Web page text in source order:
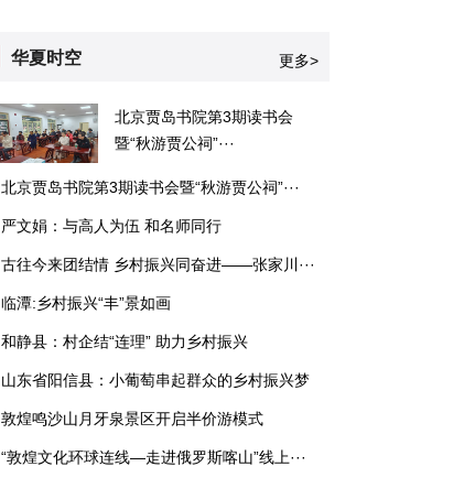
华夏时空 更多>
北京贾岛书院第3期读书会
暨“秋游贾公祠”···
北京贾岛书院第3期读书会暨“秋游贾公祠”···
严文娟：与高人为伍 和名师同行
古往今来团结情 乡村振兴同奋进——张家川···
临潭:乡村振兴“丰”景如画
和静县：村企结“连理” 助力乡村振兴
山东省阳信县：小葡萄串起群众的乡村振兴梦
敦煌鸣沙山月牙泉景区开启半价游模式
“敦煌文化环球连线—走进俄罗斯喀山”线上···